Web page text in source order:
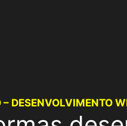
– DESENVOLVIMENTO